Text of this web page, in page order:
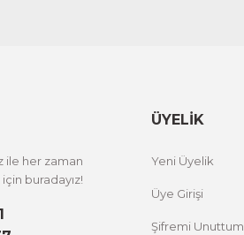
ile her zaman
için buradayız!
ÜYELİK
Yeni Üyelik
Üye Girişi
Şifremi Unuttum